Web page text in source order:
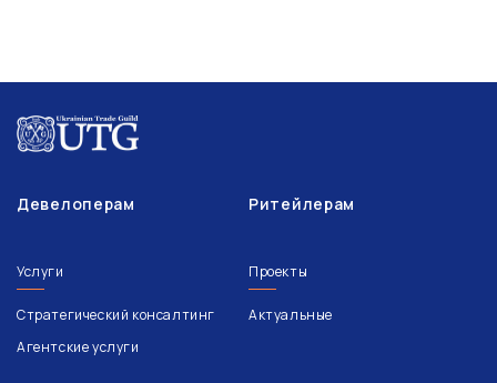
Девелоперам Ритейлерам
Услуги
Стратегический консалтинг
Агентские услуги
Проекты
Актуальные